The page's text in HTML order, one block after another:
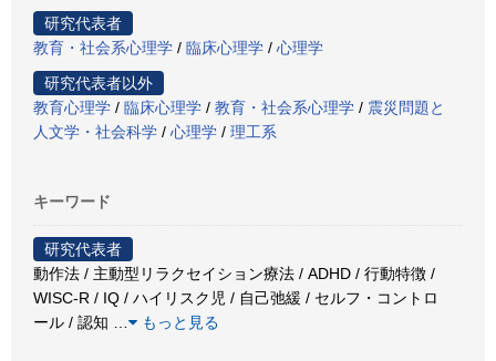
研究代表者
教育・社会系心理学 / 臨床心理学 / 心理学
研究代表者以外
教育心理学 / 臨床心理学 / 教育・社会系心理学 / 震災問題と
人文学・社会科学 / 心理学 / 理工系
キーワード
研究代表者
動作法 / 主動型リラクセイション療法 / ADHD / 行動特徴 /
WISC-R / IQ / ハイリスク児 / 自己弛緩 / セルフ・コントロ
ール / 認知
もっと見る